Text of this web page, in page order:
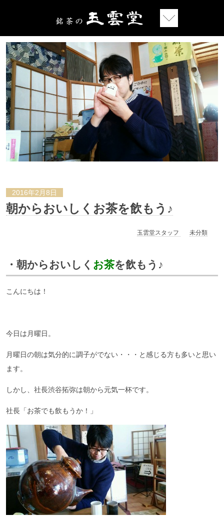
2016年2月8日
朝からおいしくお茶を飲もう♪
玉雲堂スタッフ 未分類
・朝からおいしく お茶を飲もう♪
こんにちは！
今日は月曜日。
月曜日の朝は気分的に調子がでない・・・と感じる方も多いと思い
ます。
しかし、社長渋谷拓弥は朝から元気一杯です。
社長「お茶でも飲もうか！」